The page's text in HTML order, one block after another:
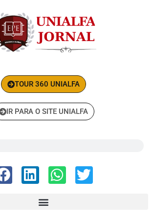
TOUR 360 UNIALFA
IR PARA O SITE UNIALFA